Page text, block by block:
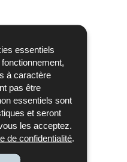
essentiels
à caractère
pas être
essentiels sont
et seront
les acceptez.
de confidentialité
N° 812 du 6
2022
Français
Ko - 7 page(s)